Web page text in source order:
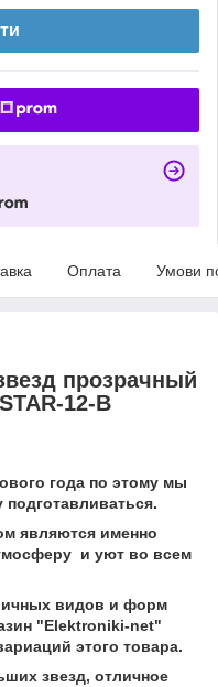
Оплата Умови
прозрачный
12-B
года по этому мы
являются именно
и уют во всем
видов и форм
"Elektroniki-net"
этого товара.
звезд, отличное